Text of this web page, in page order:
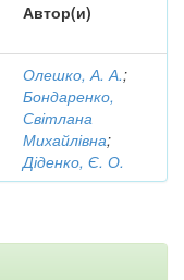
Автор(и)
Олешко, А. А.;
Бондаренко,
Світлана
Михайлівна;
Діденко, Є. О.